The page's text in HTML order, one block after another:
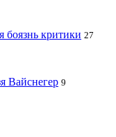
боязнь критики 27
Вайснегер 9